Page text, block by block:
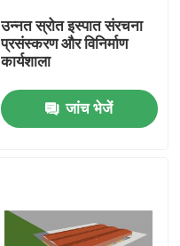
उन्नत स्रोत इस्पात संरचना
प्रसंस्करण और विनिर्माण
कार्यशाला
जांच भेजें